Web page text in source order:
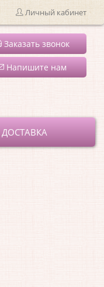
Личный кабинет
Заказать звонок
Напишите нам
ДОСТАВКА